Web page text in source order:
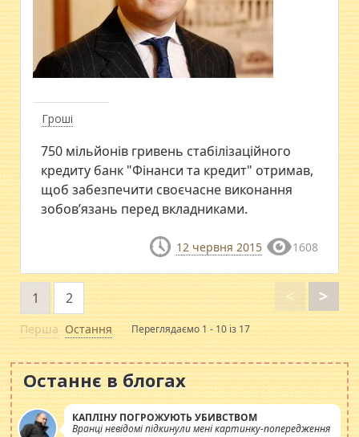
Гроші
750 мільйонів гривень стабілізаційного
кредиту банк "Фінанси та кредит" отримав,
щоб забезпечити своєчасне виконання
зобов’язань перед вкладниками.
12 червня 2015 1608
Перша
<
1 2 >
Остання Переглядаємо 1 - 10 із 17
Останнє в блогах
КАПЛІНУ ПОГРОЖУЮТЬ УБИВСТВОМ
Вранці невідомі підкинули мені картинку-попередження